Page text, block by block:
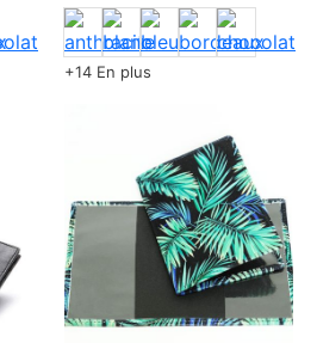
+14 En plus